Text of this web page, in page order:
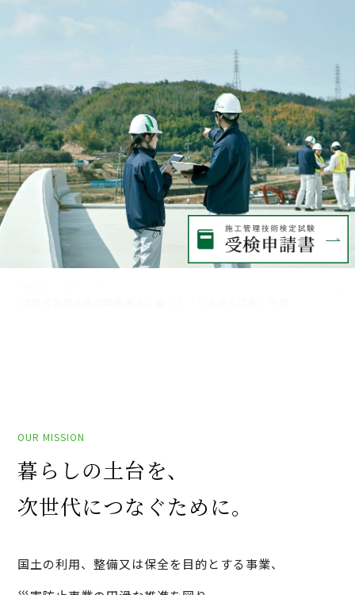
OUR MISSION
暮らしの土台を、
次世代につなぐために。
国土の利用、整備又は保全を目的とする事業、